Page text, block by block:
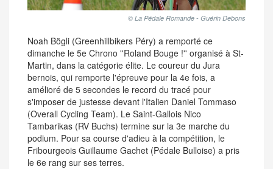
© La Pédale Romande - Guérin Debons
Noah Bögli (Greenhillbikers Péry) a remporté ce
dimanche le 5e Chrono ''Roland Bouge !'' organisé à St-
Martin, dans la catégorie élite. Le coureur du Jura
bernois, qui remporte l'épreuve pour la 4e fois, a
amélioré de 5 secondes le record du tracé pour
s'imposer de justesse devant l'Italien Daniel Tommaso
(Overall Cycling Team). Le Saint-Gallois Nico
Tambarikas (RV Buchs) termine sur la 3e marche du
podium. Pour sa course d'adieu à la compétition, le
Fribourgeois Guillaume Gachet (Pédale Bulloise) a pris
le 6e rang sur ses terres.